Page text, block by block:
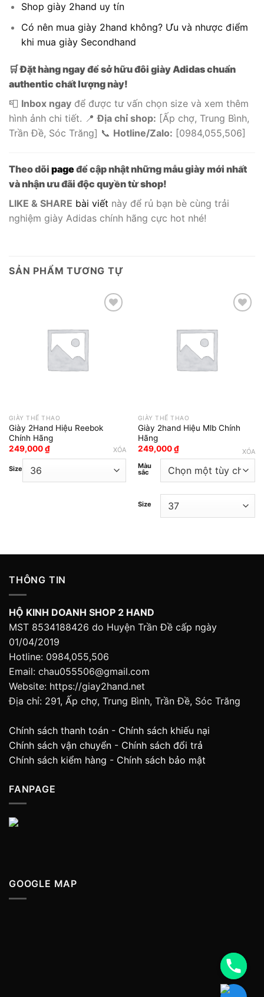
Shop giày 2hand uy tín
Có nên mua giày 2hand không? Ưu và nhược điểm
khi mua giày Secondhand
🛒 Đặt hàng ngay để sở hữu đôi giày Adidas chuẩn
authentic chất lượng này!
📮 Inbox ngay để được tư vấn chọn size và xem thêm
hình ảnh chi tiết. 📍Địa chỉ shop: [Ấp chợ, Trung Bình,
Trần Đề, Sóc Trăng] 📞 Hotline/Zalo: [0984,055,506]
Theo dõi pageđể cập nhật những mẫu giày mới nhất
và nhận ưu đãi độc quyền từ shop!
LIKE & SHARE bài viết này để rủ bạn bè cùng trải
nghiệm giày Adidas chính hãng cực hot nhé!
SẢN PHẨM TƯƠNG TỰ
Add to wishlist
GIÀY THỂ THAO
Giày 2Hand Hiệu Reebok
Chính Hãng
249,000₫
Size
XÓA
Add to wishlist
GIÀY THỂ THAO
Giày 2hand Hiệu Mlb Chính
Hãng
249,000₫
Màu
sắc
Size
XÓA
THÔNG TIN
HỘ KINH DOANH SHOP 2 HAND
MST 8534188426 do Huyện Trần Đề cấp ngày
01/04/2019
Hotline: 0984,055,506
Email: chau055506@gmail.com
Website: https://giay2hand.net
Địa chỉ: 291, Ấp chợ, Trung Bình, Trần Đề, Sóc Trăng
Chính sách thanh toán - Chính sách khiếu nại
Chính sách vận chuyển - Chính sách đổi trả
Chính sách kiểm hàng - Chính sách bảo mật
FANPAGE
GOOGLE MAP